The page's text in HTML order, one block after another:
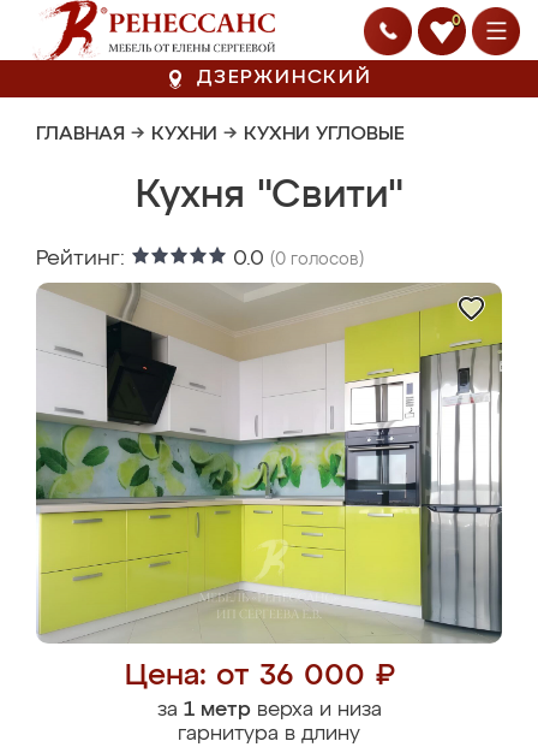
0
ДЗЕРЖИНСКИЙ
ГЛАВНАЯ → КУХНИ → КУХНИ УГЛОВЫЕ
Кухня "Свити"
Рейтинг: 0.0 (0 голосов)
Цена: от 36 000 ₽
за 1 метрверха и низа
гарнитура в длину